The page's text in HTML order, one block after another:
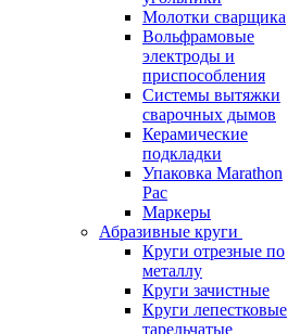
Молотки сварщика
Вольфрамовые
электроды и
приспособления
Системы вытяжки
сварочных дымов
Керамические
подкладки
Упаковка Marathon
Pac
Маркеры
Абразивные круги
Круги отрезные по
металлу
Круги зачистные
Круги лепестковые
тарельчатые